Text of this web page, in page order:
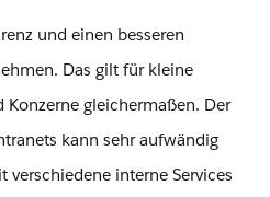
und einen besseren
Das gilt für kleine
gleichermaßen. Der
kann sehr aufwändig
interne Services